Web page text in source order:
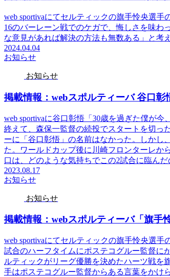
web sportivaにてセルティックの旗手怜央選
16のバーレーン戦でのケガで、悔しさを味わ
な意見があれば解決の方法も無数ある」と考
2024.04.04
お知らせ
お知らせ
掲載情報：webスポルティーバ 谷口
web sportivaに谷口彰悟「30歳を過ぎた僕が
終えて、森保一監督の続投でスタートを切っ
ーに「谷口彰悟」の名前はなかった。しかし
た。ワールドカップ後に川崎フロンターレか
口は、どのような気持ちでこの2試合に臨んだ
2023.08.17
お知らせ
お知らせ
掲載情報：webスポルティーバ「旗手
web sportivaにてセルティックの旗手怜央選
試合のハーフタイムにポステコグルー監督に
ルティックがリーグ優勝を決めたハーツ戦を
手はポステコグルー監督からある言葉をかけ